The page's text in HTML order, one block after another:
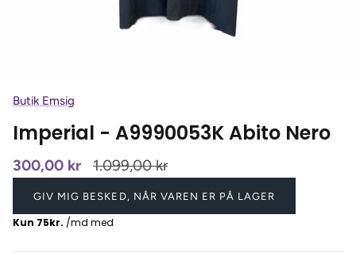
Butik Emsig
Imperial - A9990053K Abito Nero
300,00 kr 1.099,00 kr
GIV MIG BESKED, NÅR VAREN ER PÅ LAGER